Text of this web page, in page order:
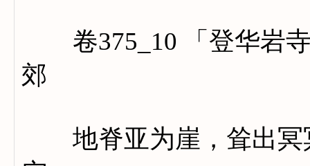
卷375_10 「登华岩寺
郊
地脊亚为崖，耸出冥